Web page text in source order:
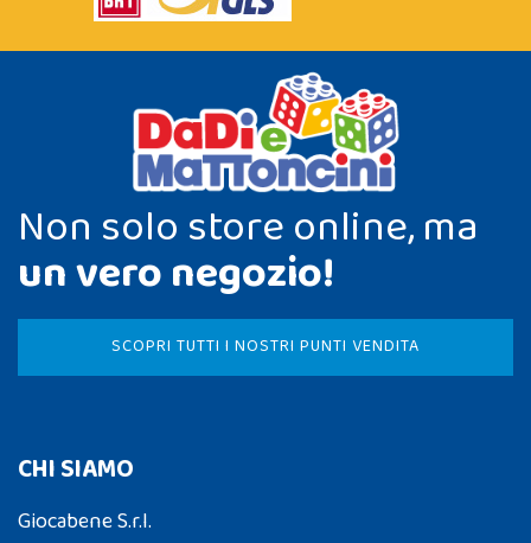
Non solo store online, ma
un vero negozio!
SCOPRI TUTTI I NOSTRI PUNTI VENDITA
CHI SIAMO
Giocabene S.r.l.